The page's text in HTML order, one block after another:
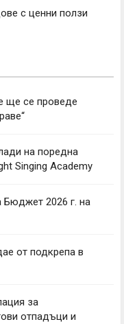
с ценни ползи
ще се проведе
на поредна
Singing Academy
2026 г. на
от подкрепа в
за
отпадъци и